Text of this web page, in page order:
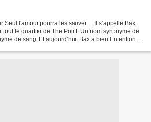
Seul l'amour pourra les sauver… Il s’appelle Bax.
tout le quartier de The Point. Un nom synonyme de
de sang. Et aujourd’hui, Bax a bien l’intention